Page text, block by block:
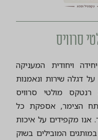
סרוויס
ויחודית המעניקה
דגלה שירות ונאמנות
מולטי סרוויס
הצימר, אספקת כל
אנו מקפידים על איכות
המובילים בשוק